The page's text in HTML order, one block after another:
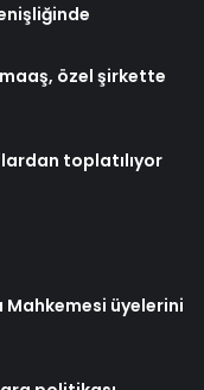
maaş, özel şirkette
toplatılıyor
Mahkemesi üyelerini